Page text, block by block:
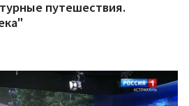
путешествия.